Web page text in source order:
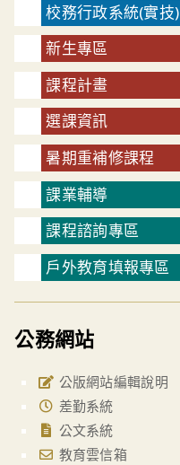
校務行政系統(實技)
新生專區
課程計畫
選課資訊
暑期重補修課程
課業輔導
課程諮詢專區
戶外教育填報專區
公務網站
公版網站編輯說明
差勤系統
公文系統
教育雲信箱